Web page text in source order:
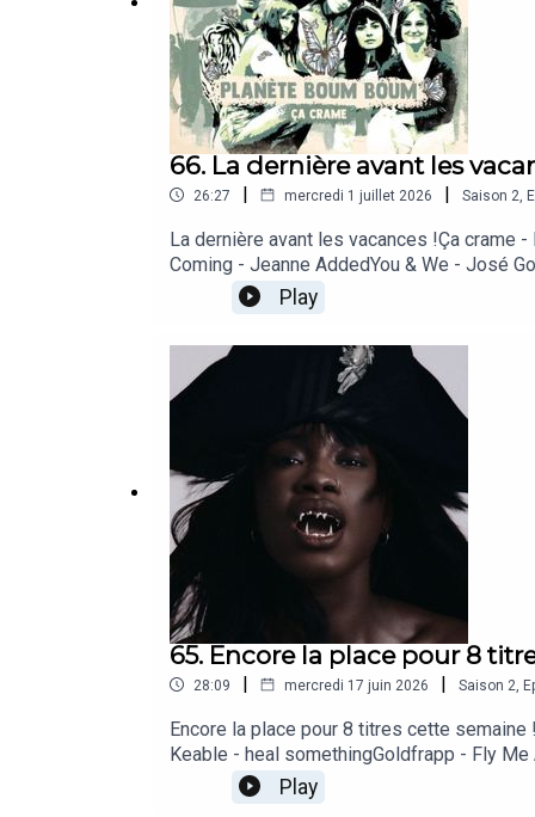
66. La dernière avant les
26:27 | mercredi 1 juillet 2026 | Saison 2
La dernière avant les vacances !Ça crame
Coming - Jeanne AddedYou & We - José
Play
65. Encore la place pour 8
28:09 | mercredi 17 juin 2026 | Saison 2
Encore la place pour 8 titres cette
Keable - heal somethingGoldfrapp - Fly
Play